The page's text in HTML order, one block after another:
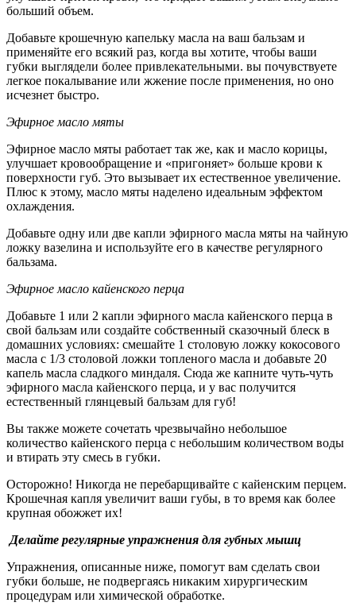
больший объем.
Добавьте крошечную капельку масла на ваш бальзам и
применяйте его всякий раз, когда вы хотите, чтобы ваши
губки выглядели более привлекательными. вы почувствуете
легкое покалывание или жжение после применения, но оно
исчезнет быстро.
Эфирное масло мяты
Эфирное масло мяты работает так же, как и масло корицы,
улучшает кровообращение и «пригоняет» больше крови к
поверхности губ. Это вызывает их естественное увеличение.
Плюс к этому, масло мяты наделено идеальным эффектом
охлаждения.
Добавьте одну или две капли эфирного масла мяты на чайную
ложку вазелина и используйте его в качестве регулярного
бальзама.
Эфирное масло кайенского перца
Добавьте 1 или 2 капли эфирного масла кайенского перца в
свой бальзам или создайте собственный сказочный блеск в
домашних условиях: смешайте 1 столовую ложку кокосового
масла с 1/3 столовой ложки топленого масла и добавьте 20
капель масла сладкого миндаля. Сюда же капните чуть-чуть
эфирного масла кайенского перца, и у вас получится
естественный глянцевый бальзам для губ!
Вы также можете сочетать чрезвычайно небольшое
количество кайенского перца с небольшим количеством воды
и втирать эту смесь в губки.
Осторожно! Никогда не перебарщивайте с кайенским перцем.
Крошечная капля увеличит ваши губы, в то время как более
крупная обожжет их!
Делайте регулярные упражнения для губных мышц
Упражнения, описанные ниже, помогут вам сделать свои
губки больше, не подвергаясь никаким хирургическим
процедурам или химической обработке.